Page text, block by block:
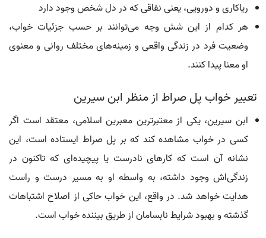
ریاکاری و دورویی، یعنی نفاقی که در دل شخص وجود دارد
هر کدام از این شش وجه می‌توانند بر حسب جزئیات خواب،
وضعیت فرد در زندگی واقعی و زمینه‌های مختلف روانی و معنوی
او معنا پیدا کنند.
تعبیر خواب پل صراط از منظر ابن سیرین
ابن سیرین، یکی از معتبرترین معبرین اسلامی، معتقد است اگر
کسی در خواب مشاهده کند که بر پل صراط ایستاده است، این
نشانه آن است که کارهای نادرست یا پیچیده‌ای که تاکنون در
زندگی‌اش وجود داشته، به واسطه او به مسیر درست و راست
هدایت خواهد شد. در واقع، این خواب حاکی از اصلاح اشتباهات
گذشته و بهبود شرایط نابسامان از طریق بیننده خواب است.